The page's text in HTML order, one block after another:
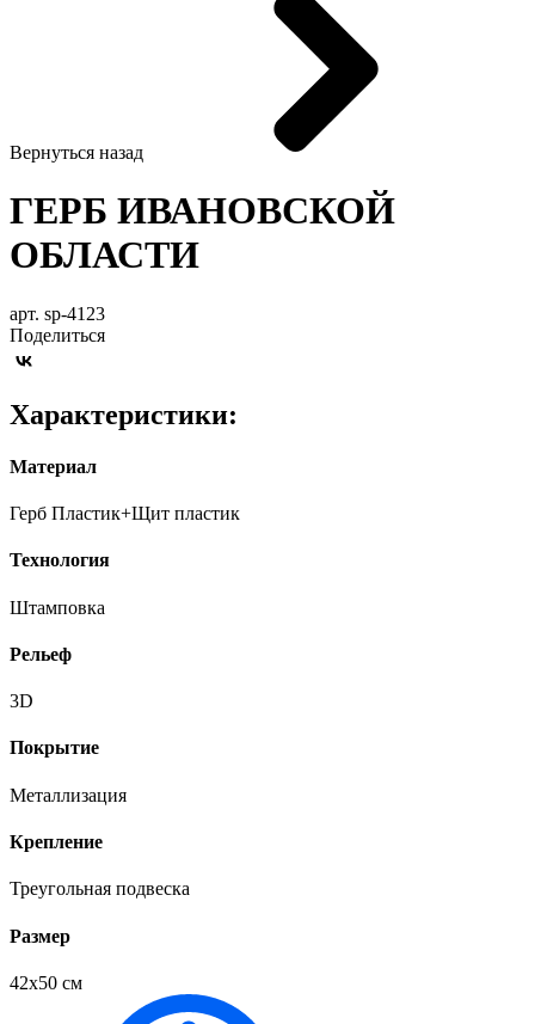
Вернуться назад
ГЕРБ ИВАНОВСКОЙ
ОБЛАСТИ
арт. sp-4123
Поделиться
Характеристики:
Материал
Герб Пластик+Щит пластик
Технология
Штамповка
Рельеф
3D
Покрытие
Металлизация
Крепление
Треугольная подвеска
Размер
42х50 см